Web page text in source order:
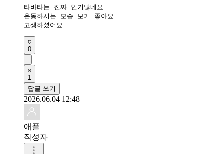
타바타는 진짜 인기많네요
운동하시는 모습 보기 좋아요
고생하셨어요
0
1
답글 쓰기
2026.06.04 12:48
애플
작성자